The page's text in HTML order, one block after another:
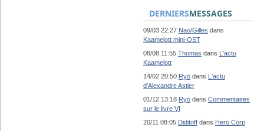
DERNIERSMESSAGES
09/03 22:27 Nao/Gilles dans
Kaamelott mini-OST
08/08 11:55 Thomas dans L'actu
Kaamelott
14/02 20:50 Ryō dans L'actu
d'Alexandre Astier
01/12 13:18 Ryō dans Commentaires
sur le livre VI
20/11 08:05 Diditoff dans Hero Corp